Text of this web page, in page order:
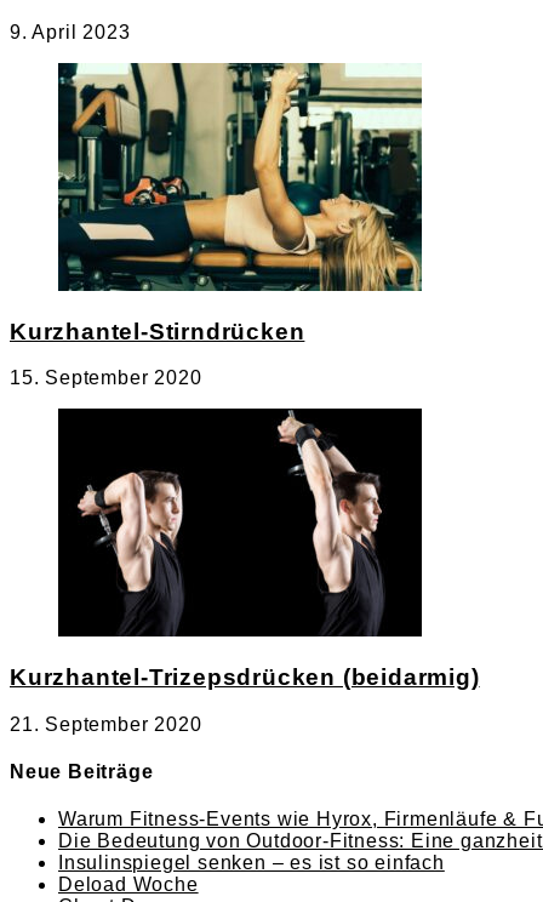
9. April 2023
Kurzhantel-Stirndrücken
15. September 2020
Kurzhantel-Trizepsdrücken (beidarmig)
21. September 2020
Neue Beiträge
Warum Fitness-Events wie Hyrox, Firmenläufe &
Die Bedeutung von Outdoor-Fitness: Eine
Insulinspiegel senken – es ist so einfach
Deload Woche